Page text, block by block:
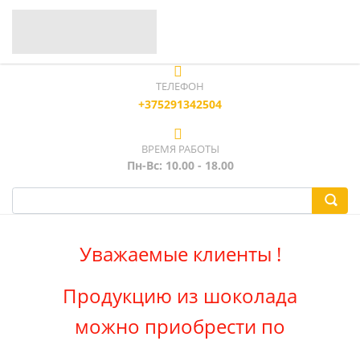
ТЕЛЕФОН
+375291342504
ВРЕМЯ РАБОТЫ
Пн-Вс: 10.00 - 18.00
Уважаемые клиенты !
Продукцию из шоколада
можно приобрести по